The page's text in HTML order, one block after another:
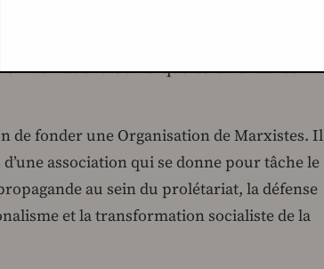
du groupe Vpered (En avant), des
de la Ligue communiste
Internationale ainsi que de la Tendance
de fonder une Organisation de Marxistes. Il
association qui se donne pour tâche le
au sein du prolétariat, la défense
et la transformation socialiste de la